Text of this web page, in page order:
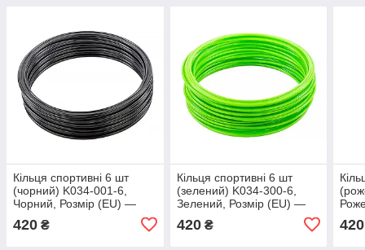
Кільця спортивні 6 шт
(чорний) K034-001-6,
Чорний, Розмір (EU) —
420 ₴
Кільця спортивні 6 шт
(зелений) K034-300-6,
Зелений, Розмір (EU) —
420₴ 420